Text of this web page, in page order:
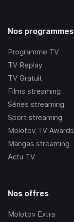
Nos programmes
Programme TV
TV Replay
TV Gratuit
Films streaming
Séries streaming
Sport streaming
Molotov TV Awards
Mangas streaming
Actu TV
Nos offres
Molotov Extra